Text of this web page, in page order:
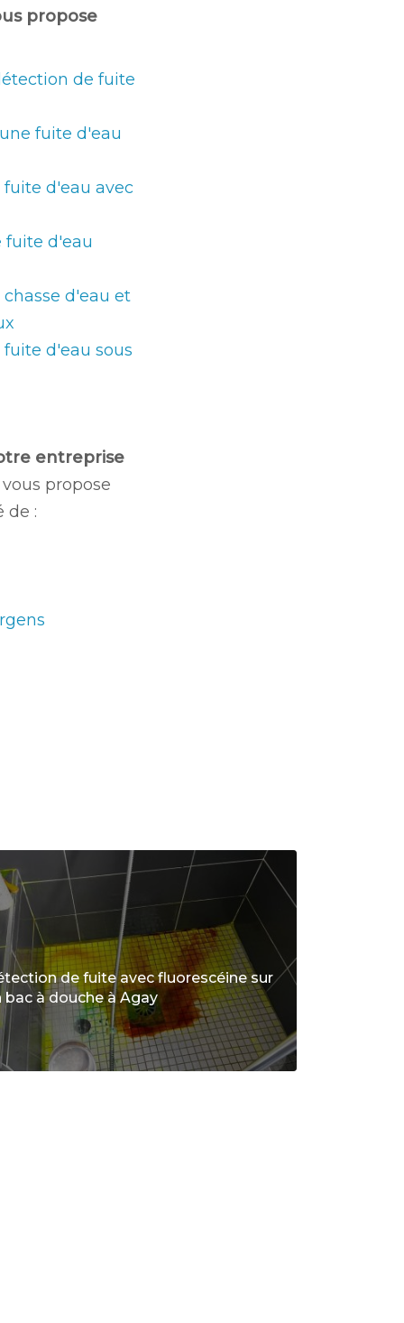
propose
de fuite
fuite d'eau
d'eau avec
fuite d'eau
d'eau et
d'eau sous
entreprise
propose
de :
de fuite avec fluorescéine sur
bac à douche à Agay